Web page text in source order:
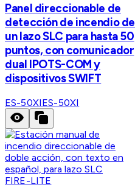
Panel direccionable de
detección de incendio de
un lazo SLC para hasta 50
puntos, con comunicador
dual IPOTS-COM y
dispositivos SWIFT
ES-50XIES-50XI
FIRE-LITE